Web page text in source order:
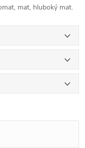
mat, hluboký mat.